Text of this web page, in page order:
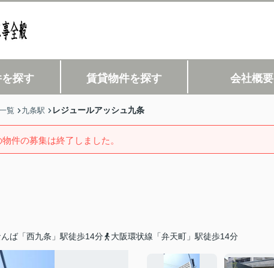
探す 賃貸物件を探す 会社概要
覧 九条駅 レジュールアッシュ九条
物件の募集は終了しました。
ば「西九条」駅徒歩14分 大阪環状線「弁天町」駅徒歩14分